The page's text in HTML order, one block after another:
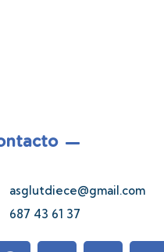
asglutdiece@gmail.com
687 43 61 37
21 06